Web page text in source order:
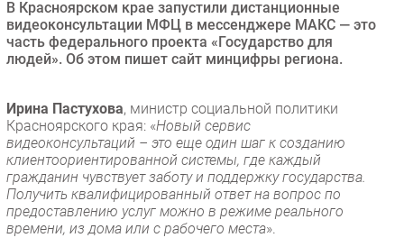
Безопасность
Инновации
Гаджеты
Здоровье
РАЗДЕЛЫ
Новости
Аналитика
В Красноярском крае запустили дистанционные
видеоконсультации МФЦ в мессенджере МАКС — это
часть федерального проекта «Государство для
людей». Об этом пишет сайт минцифры региона.
Ирина Пастухова, министр социальной политики
Красноярского края: «Новый сервис
видеоконсультаций – это еще один шаг к созданию
клиентоориентированной системы, где каждый
гражданин чувствует заботу и поддержку государства.
Получить квалифицированный ответ на вопрос по
предоставлению услуг можно в режиме реального
времени, из дома или с рабочего места».